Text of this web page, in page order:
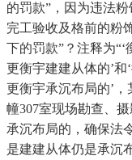
的罚款”，因为违法
完工验收及格前的粉
下的罚款”？注释为
更衡宇建建从体的’
更衡宇承沉布局的’
幢307室现场勘查、
承沉布局的，确保法
是建建从体仍是承沉